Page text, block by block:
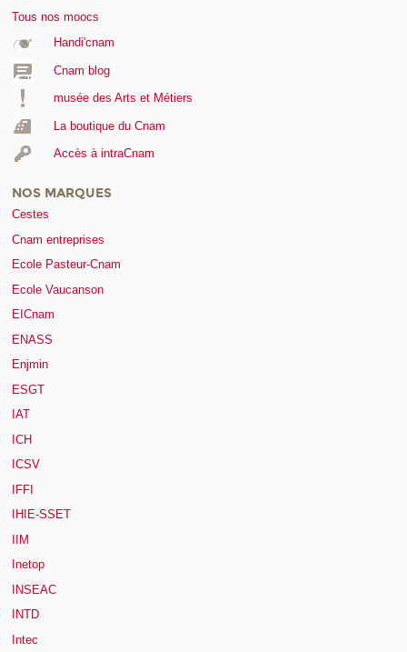
Tous nos moocs
Handi'cnam
Cnam blog
musée des Arts et Métiers
La boutique du Cnam
Accès à intraCnam
NOS MARQUES
Cestes
Cnam entreprises
Ecole Pasteur-Cnam
Ecole Vaucanson
EICnam
ENASS
Enjmin
ESGT
IAT
ICH
ICSV
IFFI
IHIE-SSET
IIM
Inetop
INSEAC
INTD
Intec